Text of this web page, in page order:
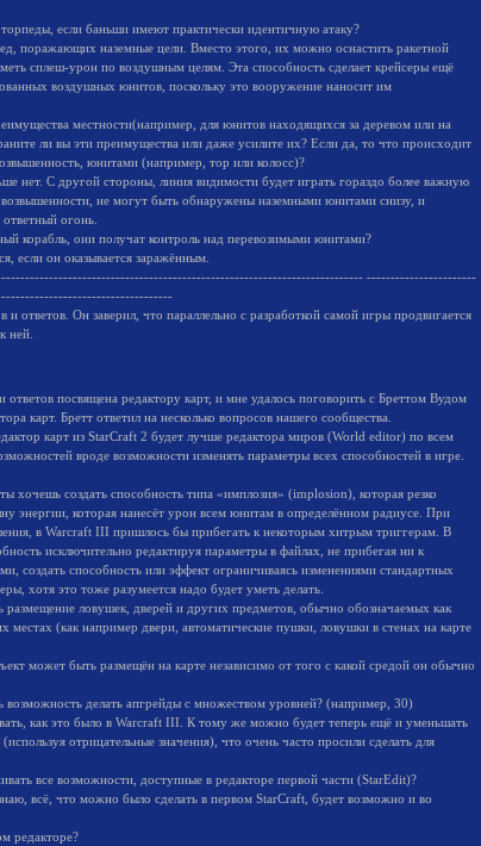
если баньши имеют практически идентичную атаку?
поражающих наземные цели. Вместо этого, их можно оснастить ракетной
сплеш-урон по воздушным целям. Эта способность сделает крейсеры ещё
воздушных юнитов, поскольку это вооружение наносит им
местности(например, для юнитов находящихся за деревом или на
ли вы эти преимущества или даже усилите их? Если да, то что происходит
юнитами (например, тор или колосс)?
нет. С другой стороны, линия видимости будет играть гораздо более важную
не могут быть обнаружены наземными юнитами снизу, и
огонь.
корабль, они получат контроль над перевозимыми юнитами?
если он оказывается заражённым.
-----------------------
и ответов. Он заверил, что параллельно с разработкой самой игры продвигается
ней.
посвящена редактору карт, и мне удалось поговорить с Бреттом Вудом
карт. Бретт ответил на несколько вопросов нашего сообщества.
карт из StarCraft 2 будет лучше редактора миров (World editor) по всем
вроде возможности изменять параметры всех способностей в игре.
хочешь создать способность типа «имплозия» (implosion), которая резко
энергии, которая нанесёт урон всем юнитам в определённом радиусе. При
в Warcraft III пришлось бы прибегать к некоторым хитрым триггерам. В
исключительно редактируя параметры в файлах, не прибегая ни к
создать способность или эффект ограничиваясь изменениями стандартных
хотя это тоже разумеется надо будет уметь делать.
размещение ловушек, дверей и других предметов, обычно обозначаемых как
местах (как например двери, автоматические пушки, ловушки в стенах на карте
может быть размещён на карте независимо от того с какой средой он обычно
возможность делать апгрейды с множеством уровней? (например, 30)
как это было в Warcraft III. К тому же можно будет теперь ещё и уменьшать
отрицательные значения), что очень часто просили сделать для
все возможности, доступные в редакторе первой части (StarEdit)?
всё, что можно было сделать в первом StarCraft, будет возможно и во
редакторе?